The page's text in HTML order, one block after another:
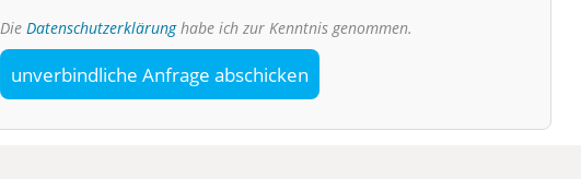
Die Datenschutzerklärunghabe ich zur Kenntnis genommen.
unverbindliche Anfrage abschicken